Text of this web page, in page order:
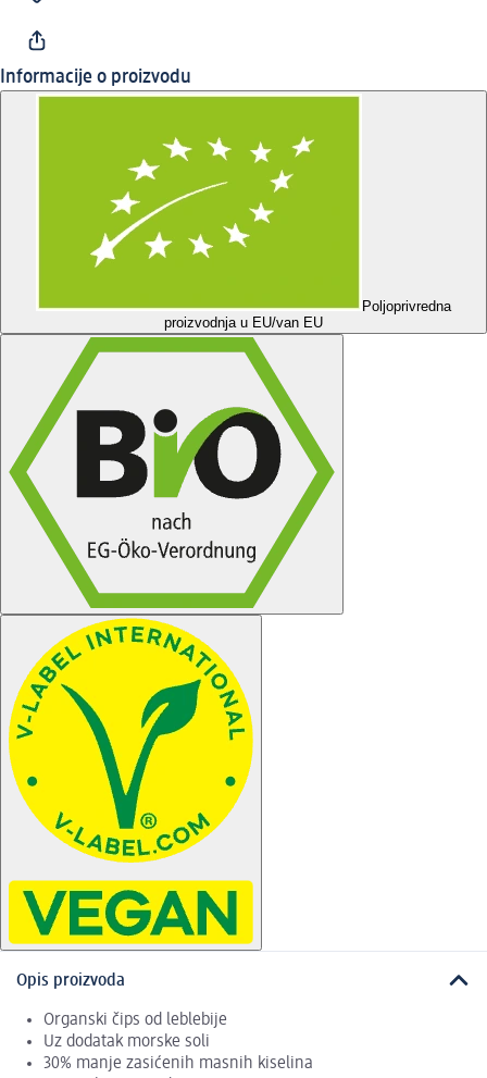
Informacije o proizvodu
Poljoprivredna
proizvodnja u EU/van EU
Opis proizvoda
Organski čips od leblebije
Uz dodatak morske soli
30% manje zasićenih masnih kiselina